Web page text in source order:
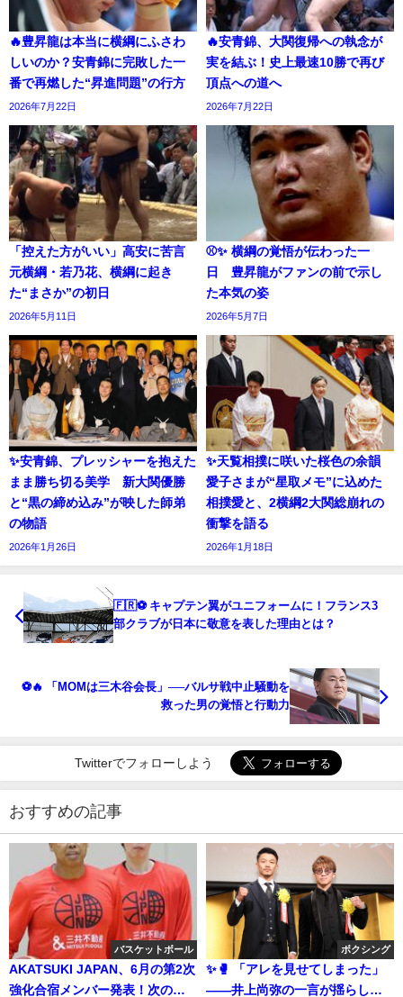
🔥豊昇龍は本当に横綱にふさわ
しいのか？安青錦に完敗した一
番で再燃した“昇進問題”の行方
2026年7月22日
🔥安青錦、大関復帰への執念が
実を結ぶ！史上最速10勝で再び
頂点への道へ
2026年7月22日
「控えた方がいい」高安に苦言
元横綱・若乃花、横綱に起き
た“まさか”の初日
2026年5月11日
⚾✨ 横綱の覚悟が伝わった一
日 豊昇龍がファンの前で示し
た本気の姿
2026年5月7日
✨安青錦、プレッシャーを抱えた
まま勝ち切る美学 新大関優勝
と“黒の締め込み”が映した師弟
の物語
2026年1月26日
✨天覧相撲に咲いた桜色の余韻
愛子さまが“星取メモ”に込めた
相撲愛と、2横綱2大関総崩れの
衝撃を語る
2026年1月18日
🇫🇷⚽️ キャプテン翼がユニフォームに！フランス3
部クラブが日本に敬意を表した理由とは？
⚽🔥 「MOMは三木谷会長」──バルサ戦中止騒動を
救った男の覚悟と行動力
Twitterでフォローしよう
おすすめの記事
バスケットボール
AKATSUKI JAPAN、6月の第2次
強化合宿メンバー発表！次の対
ボクシング
✨🥊 「アレを見せてしまった」
――井上尚弥の一言が揺らした